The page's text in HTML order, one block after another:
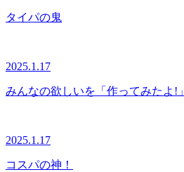
タイパの鬼
2025.1.17
みんなの欲しいを「作ってみたよ!」
2025.1.17
コスパの神！